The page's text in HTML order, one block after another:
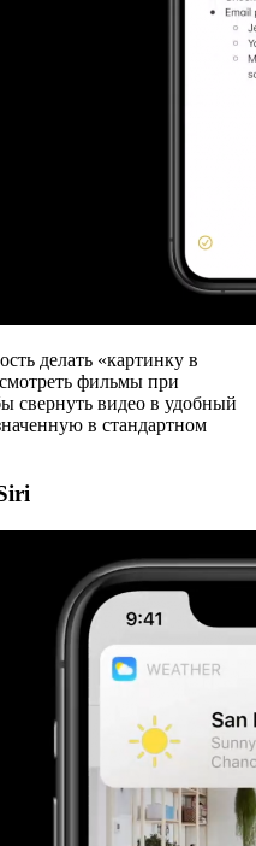
делать «картинку в
фильмы при
свернуть видео в удобный
в стандартном